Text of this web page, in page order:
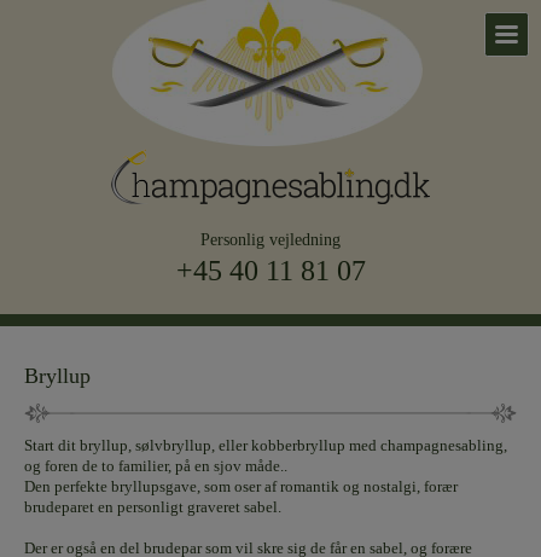
Personlig vejledning
+45 40 11 81 07
Bryllup
Start dit bryllup, sølvbryllup, eller kobberbryllup med champagnesabling,
og foren de to familier, på en sjov måde..
Den perfekte bryllupsgave, som oser af romantik og nostalgi, forær
brudeparet en personligt graveret sabel.
Der er også en del brudepar som vil skre sig de får en sabel, og forære